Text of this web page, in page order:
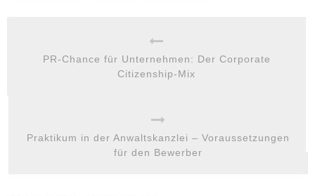
PR-Chance für Unternehmen: Der Corporate
Citizenship-Mix
Praktikum in der Anwaltskanzlei – Voraussetzungen
für den Bewerber